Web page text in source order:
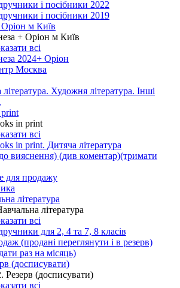
і посібники 2022
і посібники 2019
Оріон м Київ
+ Оріон м Київ
всі
2024+ Оріон
Москва
Художня література. Інші
in print
всі
in print. Дитяча література
вияснення) (див коментар)(тримати
для продажу
література
література
всі
для 2, 4 та 7, 8 класів
(продані переглянути і в резерв)
раз на місяць)
(досписувати)
Резерв (досписувати)
всі